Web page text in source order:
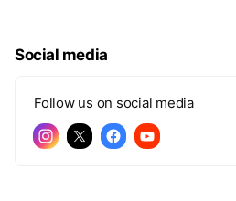
Social media
Follow us on social media